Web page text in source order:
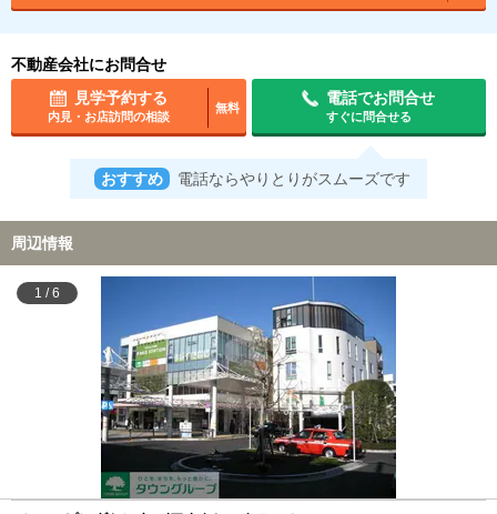
不動産会社にお問合せ
見学予約する
内見・お店訪問の相談
無料
電話でお問合せ
すぐに問合せる
おすすめ 電話ならやりとりがスムーズです
周辺情報
1 /6